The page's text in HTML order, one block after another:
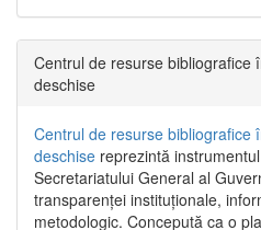
Centrul de resurse bibliografice
deschise
Centrul de resurse bibliografice
deschise reprezintă
Secretariatului General al
transparenței instituționale,
metodologic. Concepută ca o